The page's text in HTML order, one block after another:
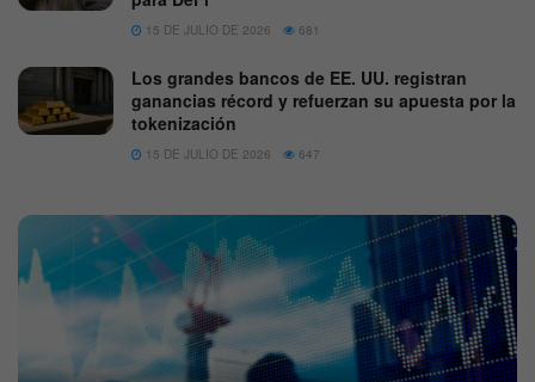
15 DE JULIO DE 2026 681
Los grandes bancos de EE. UU. registran
ganancias récord y refuerzan su apuesta por la
tokenización
15 DE JULIO DE 2026 647